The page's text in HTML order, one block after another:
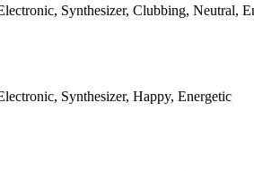
Synthesizer, Clubbing, Neutral,
Synthesizer, Happy, Energetic